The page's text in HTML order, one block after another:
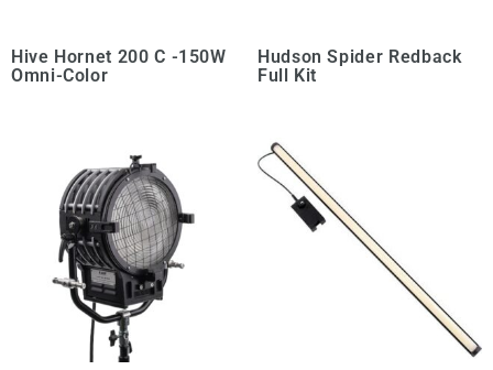
Hive Hornet 200 C -150W
Omni-Color
Hudson Spider Redback
Full Kit